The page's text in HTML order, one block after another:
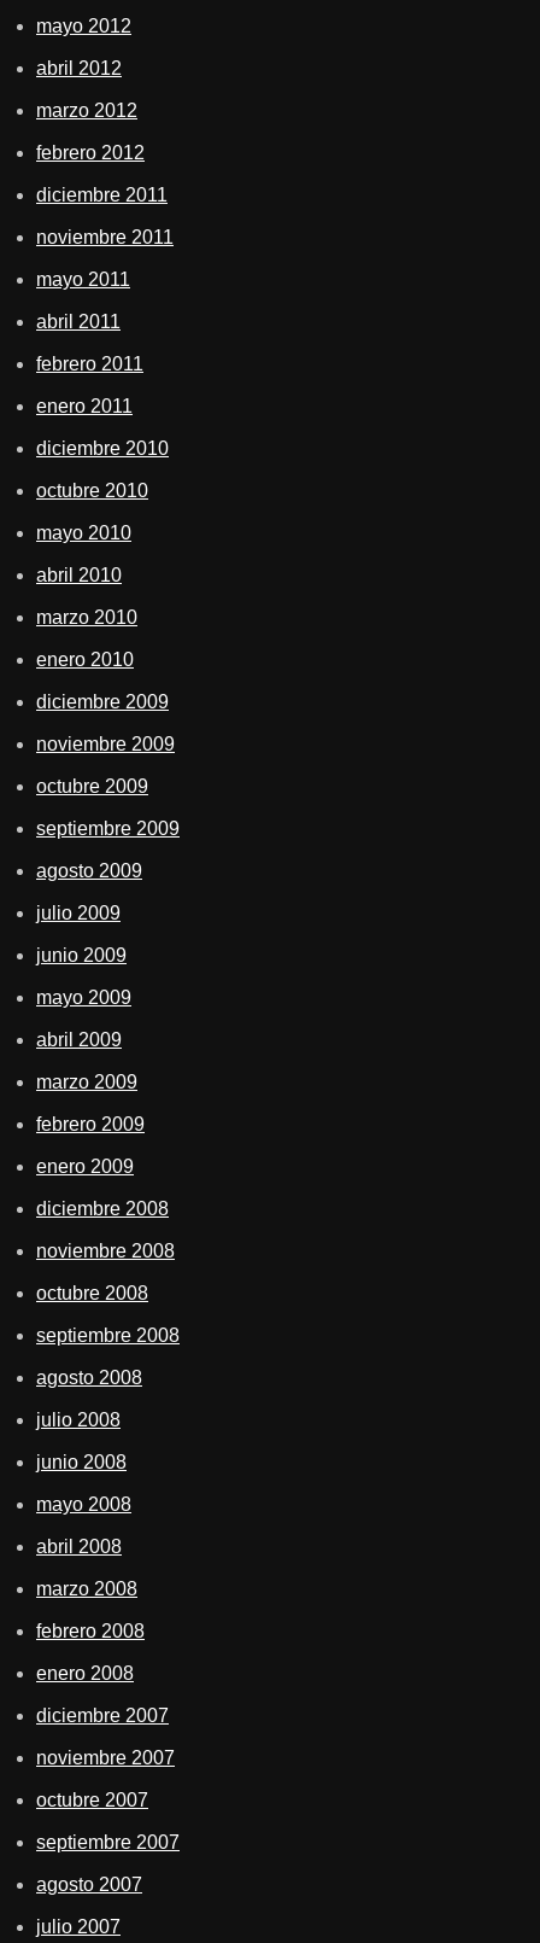
mayo 2012
abril 2012
marzo 2012
febrero 2012
diciembre 2011
noviembre 2011
mayo 2011
abril 2011
febrero 2011
enero 2011
diciembre 2010
octubre 2010
mayo 2010
abril 2010
marzo 2010
enero 2010
diciembre 2009
noviembre 2009
octubre 2009
septiembre 2009
agosto 2009
julio 2009
junio 2009
mayo 2009
abril 2009
marzo 2009
febrero 2009
enero 2009
diciembre 2008
noviembre 2008
octubre 2008
septiembre 2008
agosto 2008
julio 2008
junio 2008
mayo 2008
abril 2008
marzo 2008
febrero 2008
enero 2008
diciembre 2007
noviembre 2007
octubre 2007
septiembre 2007
agosto 2007
julio 2007